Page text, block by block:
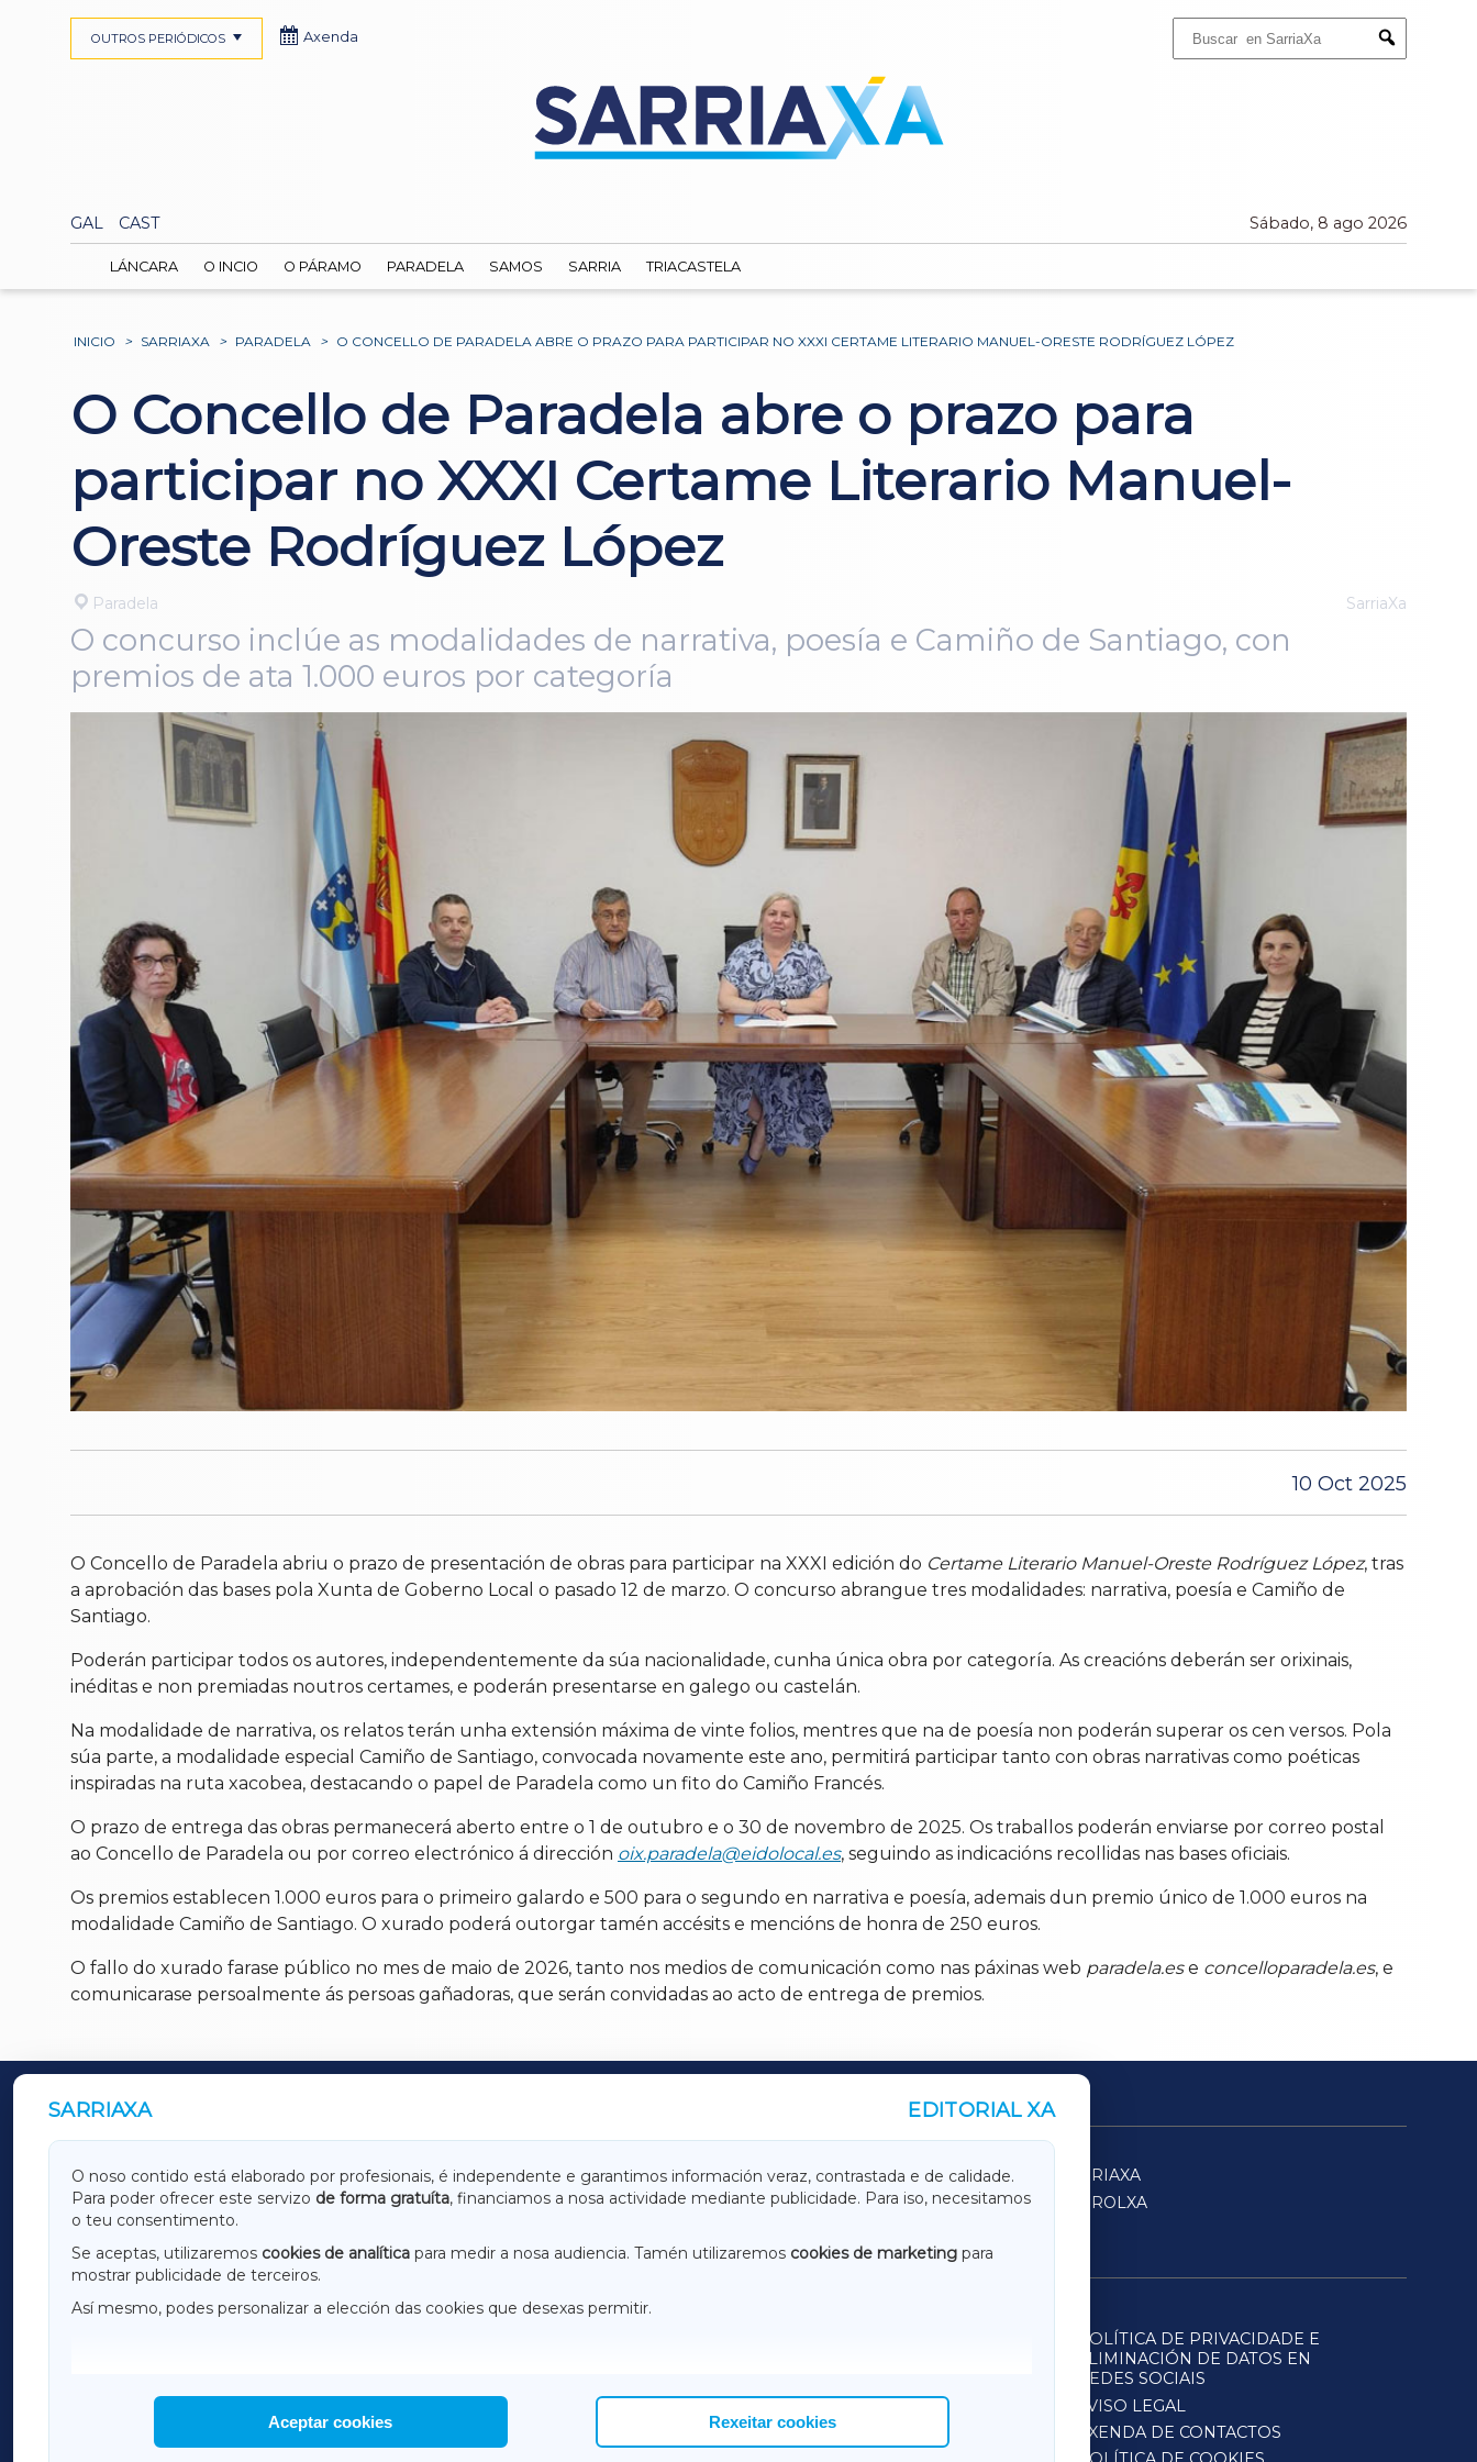
Submit
GAL CAST Sábado, 8 ago 2026
OUTROS PERIÓDICOS Axenda
LÁNCARA O INCIO O PÁRAMO PARADELA SAMOS SARRIA TRIACASTELA
INICIO > SARRIAXA > PARADELA > O CONCELLO DE PARADELA ABRE O PRAZO PARA PARTICIPAR NO XXXI CERTAME LITERARIO MANUEL-ORESTE RODRÍGUEZ LÓPEZ
O Concello de Paradela abre o prazo para
participar no XXXI Certame Literario Manuel-
Oreste Rodríguez López
Paradela SarriaXa
O concurso inclúe as modalidades de narrativa, poesía e Camiño de Santiago, con
premios de ata 1.000 euros por categoría
10 Oct 2025
O Concello de Paradela abriu o prazo de presentación de obras para participar na XXXI edición do Certame Literario Manuel-Oreste Rodríguez López, tras
a aprobación das bases pola Xunta de Goberno Local o pasado 12 de marzo. O concurso abrangue tres modalidades: narrativa, poesía e Camiño de
Santiago.
Poderán participar todos os autores, independentemente da súa nacionalidade, cunha única obra por categoría. As creacións deberán ser orixinais,
inéditas e non premiadas noutros certames, e poderán presentarse en galego ou castelán.
Na modalidade de narrativa, os relatos terán unha extensión máxima de vinte folios, mentres que na de poesía non poderán superar os cen versos. Pola
súa parte, a modalidade especial Camiño de Santiago, convocada novamente este ano, permitirá participar tanto con obras narrativas como poéticas
inspiradas na ruta xacobea, destacando o papel de Paradela como un fito do Camiño Francés.
O prazo de entrega das obras permanecerá aberto entre o 1 de outubro e o 30 de novembro de 2025. Os traballos poderán enviarse por correo postal
ao Concello de Paradela ou por correo electrónico á dirección oix.paradela@eidolocal.es, seguindo as indicacións recollidas nas bases oficiais.
Os premios establecen 1.000 euros para o primeiro galardo e 500 para o segundo en narrativa e poesía, ademais dun premio único de 1.000 euros na
modalidade Camiño de Santiago. O xurado poderá outorgar tamén accésits e mencións de honra de 250 euros.
O fallo do xurado farase público no mes de maio de 2026, tanto nos medios de comunicación como nas páxinas web paradela.ese concelloparadela.es, e
comunicarase persoalmente ás persoas gañadoras, que serán convidadas ao acto de entrega de premios.
SARRIAXA EDITORIAL XA
O noso contido está elaborado por profesionais, é independente e garantimos información veraz, contrastada e de calidade.
Para poder ofrecer este servizo de forma gratuíta, financiamos a nosa actividade mediante publicidade. Para iso, necesitamos
o teu consentimento.
Se aceptas, utilizaremos cookies de analítica para medir a nosa audiencia. Tamén utilizaremos cookies de marketing para
mostrar publicidade de terceiros.
Así mesmo, podes personalizar a elección das cookies que desexas permitir.
Aceptar cookies Rexeitar cookies
OUTROS PERIÓDICOS
GALICIAXA LUGOXA TERRACHAXA
SARRIAXA
AMARIÑAXA
RIBEIRASACRAXA ACORUÑAXA
FERROLXA
OURENSEXA
HEMEROTECA
POLÍTICA DE PRIVACIDADE E
ELIMINACIÓN DE DATOS EN
REDES SOCIAIS
AVISO LEGAL
AXENDA DE CONTACTOS